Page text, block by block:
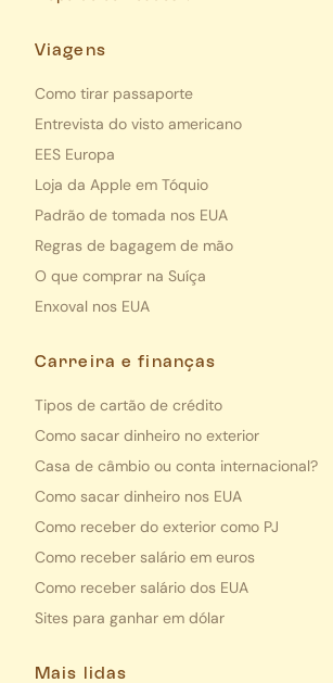
Viagens
Como tirar passaporte
Entrevista do visto americano
EES Europa
Loja da Apple em Tóquio
Padrão de tomada nos EUA
Regras de bagagem de mão
O que comprar na Suíça
Enxoval nos EUA
Carreira e finanças
Tipos de cartão de crédito
Como sacar dinheiro no exterior
Casa de câmbio ou conta internacional?
Como sacar dinheiro nos EUA
Como receber do exterior como PJ
Como receber salário em euros
Como receber salário dos EUA
Sites para ganhar em dólar
Mais lidas